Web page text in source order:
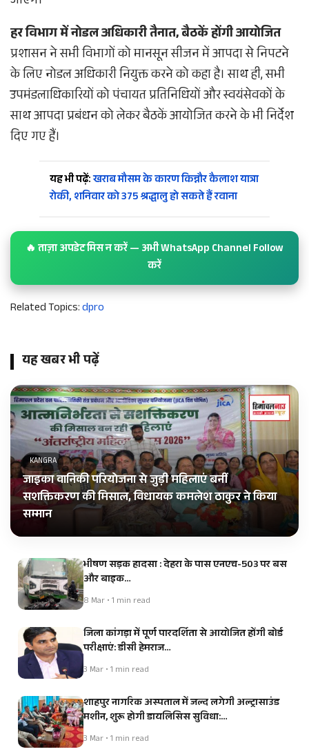
हर विभाग में नोडल अधिकारी तैनात, बैठकें होंगी आयोजित
प्रशासन ने सभी विभागों को मानसून सीजन में आपदा से निपटने
के लिए नोडल अधिकारी नियुक्त करने को कहा है। साथ ही, सभी
उपमंडलाधिकारियों को पंचायत प्रतिनिधियों और स्वयंसेवकों के
साथ आपदा प्रबंधन को लेकर बैठकें आयोजित करने के भी निर्देश
दिए गए हैं।
यह भी पढ़ें:खराब मौसम के कारण किन्नौर कैलाश यात्रा
रोकी, शनिवार को 375 श्रद्धालु हो सकते हैं रवाना
🔥 ताज़ा अपडेट मिस न करें — अभी WhatsApp Channel Follow
करें
Related Topics:dpro
यह खबर भी पढ़ें
KANGRA
जाइका वानिकी परियोजना से जुड़ी महिलाएं बनीं
सशक्तिकरण की मिसाल, विधायक कमलेश ठाकुर ने किया
सम्मान
भीषण सड़क हादसा : देहरा के पास एनएच-503 पर बस
और बाइक…
8 Mar • 1 min read
जिला कांगड़ा में पूर्ण पारदर्शिता से आयोजित होंगी बोर्ड
परीक्षाएं: डीसी हेमराज…
3 Mar • 1 min read
शाहपुर नागरिक अस्पताल में जल्द लगेगी अल्ट्रासाउंड
मशीन, शुरू होगी डायलिसिस सुविधा:…
3 Mar • 1 min read